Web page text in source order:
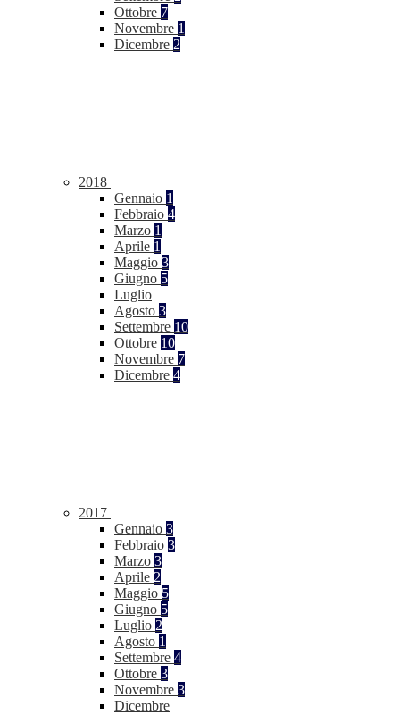
Ottobre 7
Novembre 1
Dicembre 2
2018
Gennaio 1
Febbraio 4
Marzo 1
Aprile 1
Maggio 3
Giugno 5
Luglio
Agosto 3
Settembre 10
Ottobre 10
Novembre 7
Dicembre 4
2017
Gennaio 3
Febbraio 3
Marzo 3
Aprile 2
Maggio 5
Giugno 5
Luglio 2
Agosto 1
Settembre 4
Ottobre 3
Novembre 3
Dicembre